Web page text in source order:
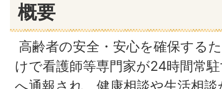
概要
高齢者の安全・安心を確保する
けで看護師等専門家が24時間常